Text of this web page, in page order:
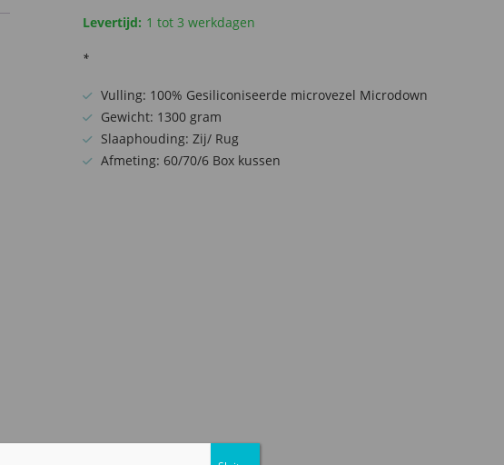
Hoofdkussen
Levertijd: 1 tot 3 werkdagen
*
Vulling: 100% Gesiliconiseerde microvezel Microdown
Gewicht: 1300 gram
Slaaphouding: Zij/ Rug
Afmeting: 60/70/6 Box kussen